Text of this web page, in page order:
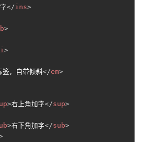
</ins>
b>
i>
签，自带倾斜</em>
>右上角加字</sup>
>右下角加字</sub>